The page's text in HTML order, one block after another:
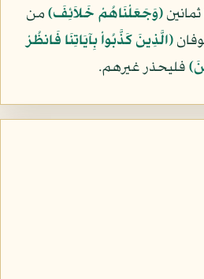
﴿وَجَعَلْنَاهُمْ خَلاَئِفَ﴾من
﴿الَّذِينَ كَذَّبُواْ بِآيَاتِنَا فَانظُرْ
فليحذر غيرهم.